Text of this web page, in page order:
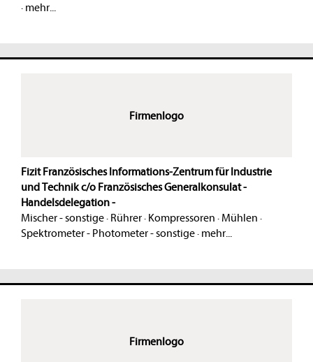
· mehr...
Firmenlogo
Fizit Französisches Informations-Zentrum für Industrie
und Technik c/o Französisches Generalkonsulat -
Handelsdelegation -
Mischer - sonstige· Rührer· Kompressoren · Mühlen ·
Spektrometer - Photometer - sonstige· mehr...
Firmenlogo